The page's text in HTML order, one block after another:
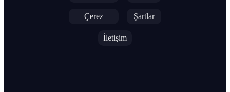
Çerez Şartlar
İletişim